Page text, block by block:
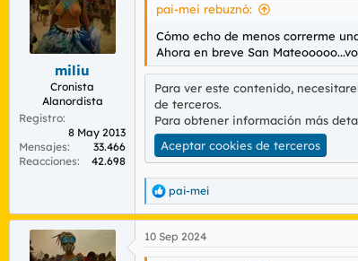
n
s
:
miliu
Cronista
Alanordista
Registro
8 May 2013
Mensajes
33.466
Reacciones
42.698
pai-mei rebuznó:
Cómo echo de menos correrme
Ahora en breve San
Para ver este contenido,
de terceros.
Para obtener información más
Aceptar cookies de terceros
R
e
a
c
c
pai-mei
10 Sep 2024